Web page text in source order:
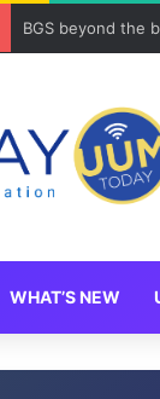
BGS beyond the
WHAT’S NEW